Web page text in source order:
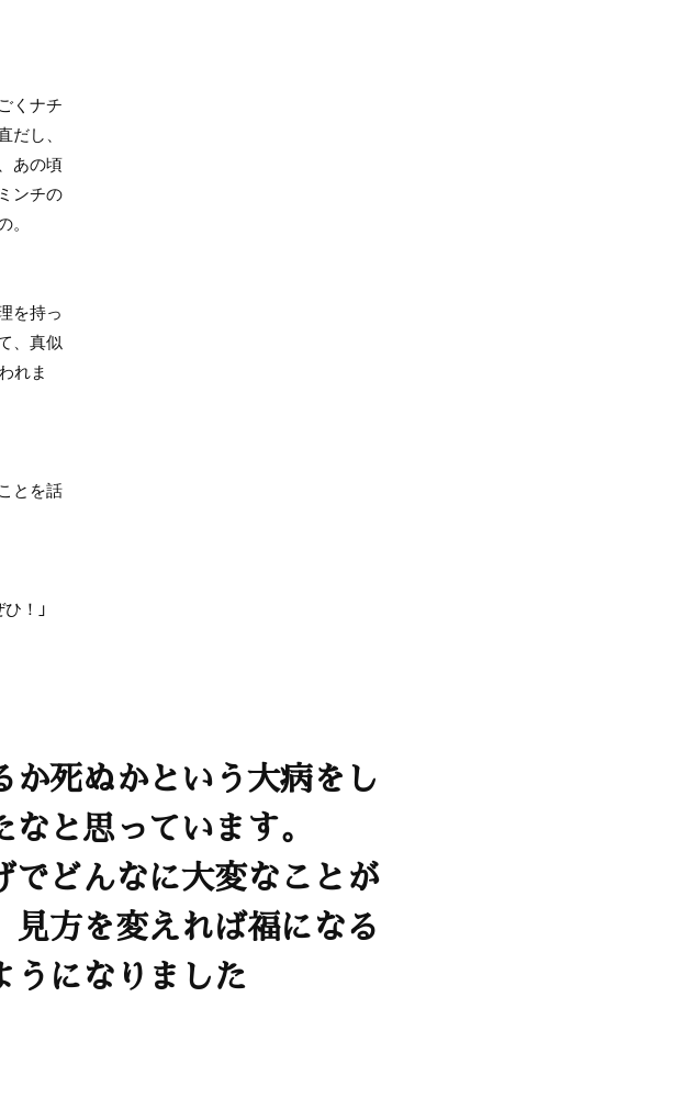
くナチ
し、
あの頃
ンチの
を持っ
、真似
れま
とを話
！」
か死ぬかという大病をし
と思っています。
でどんなに大変なことが
見方を変えれば福になる
うになりました